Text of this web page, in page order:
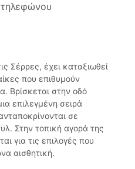
Σέρρες, έχει καταξιωθεί
που επιθυμούν
Βρίσκεται στην οδό
επιλεγμένη σειρά
σε
Στην τοπική αγορά της
για τις επιλογές που
αισθητική.